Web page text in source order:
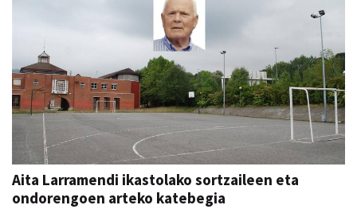
Aita Larramendi ikastolako sortzaileen eta
ondorengoen arteko katebegia